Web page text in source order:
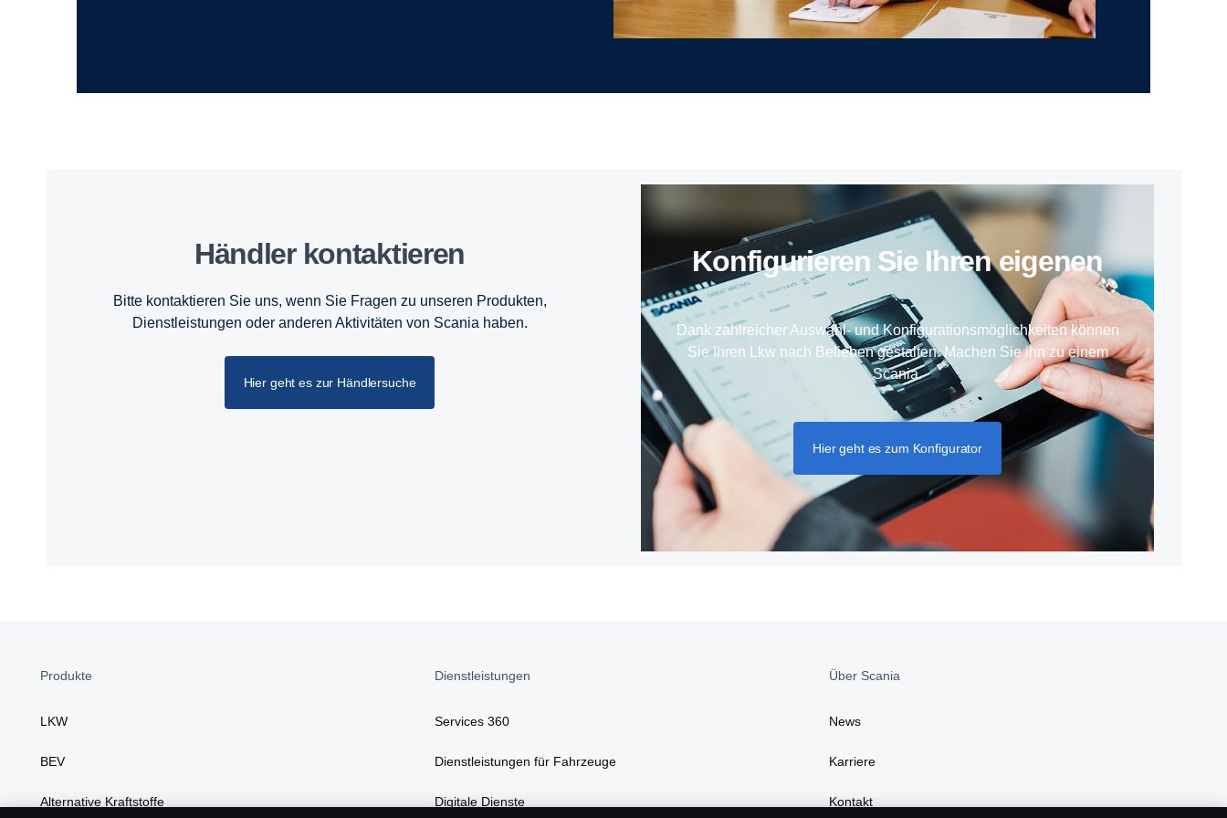
Händler kontaktieren
Bitte kontaktieren Sie uns, wenn Sie Fragen zu unseren Produkten,
Dienstleistungen oder anderen Aktivitäten von Scania haben.
Hier geht es zur Händlersuche
Konfigurieren Sie Ihren eigenen
Dank zahlreicher Auswahl- und Konfigurationsmöglichkeiten können
Sie Ihren Lkw nach Belieben gestalten. Machen Sie ihn zu einem
Scania.
Hier geht es zum Konfigurator
Produkte
LKW
BEV
Alternative Kraftstoffe
Dienstleistungen
Services 360
Dienstleistungen für Fahrzeuge
Digitale Dienste
Über Scania
News
Karriere
Kontakt